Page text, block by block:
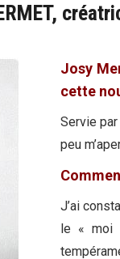
Josy
cette
Servie
peu
J’ai
le « moi